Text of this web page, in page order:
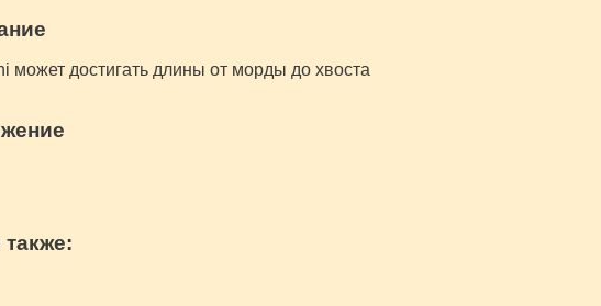
может достигать длины от морды до хвоста
также: